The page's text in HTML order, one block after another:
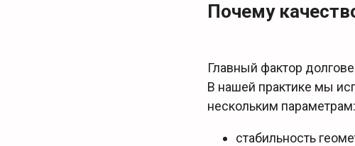
Почему
Главный фактор
В нашей практике мы
нескольким параметрам:
стабильность